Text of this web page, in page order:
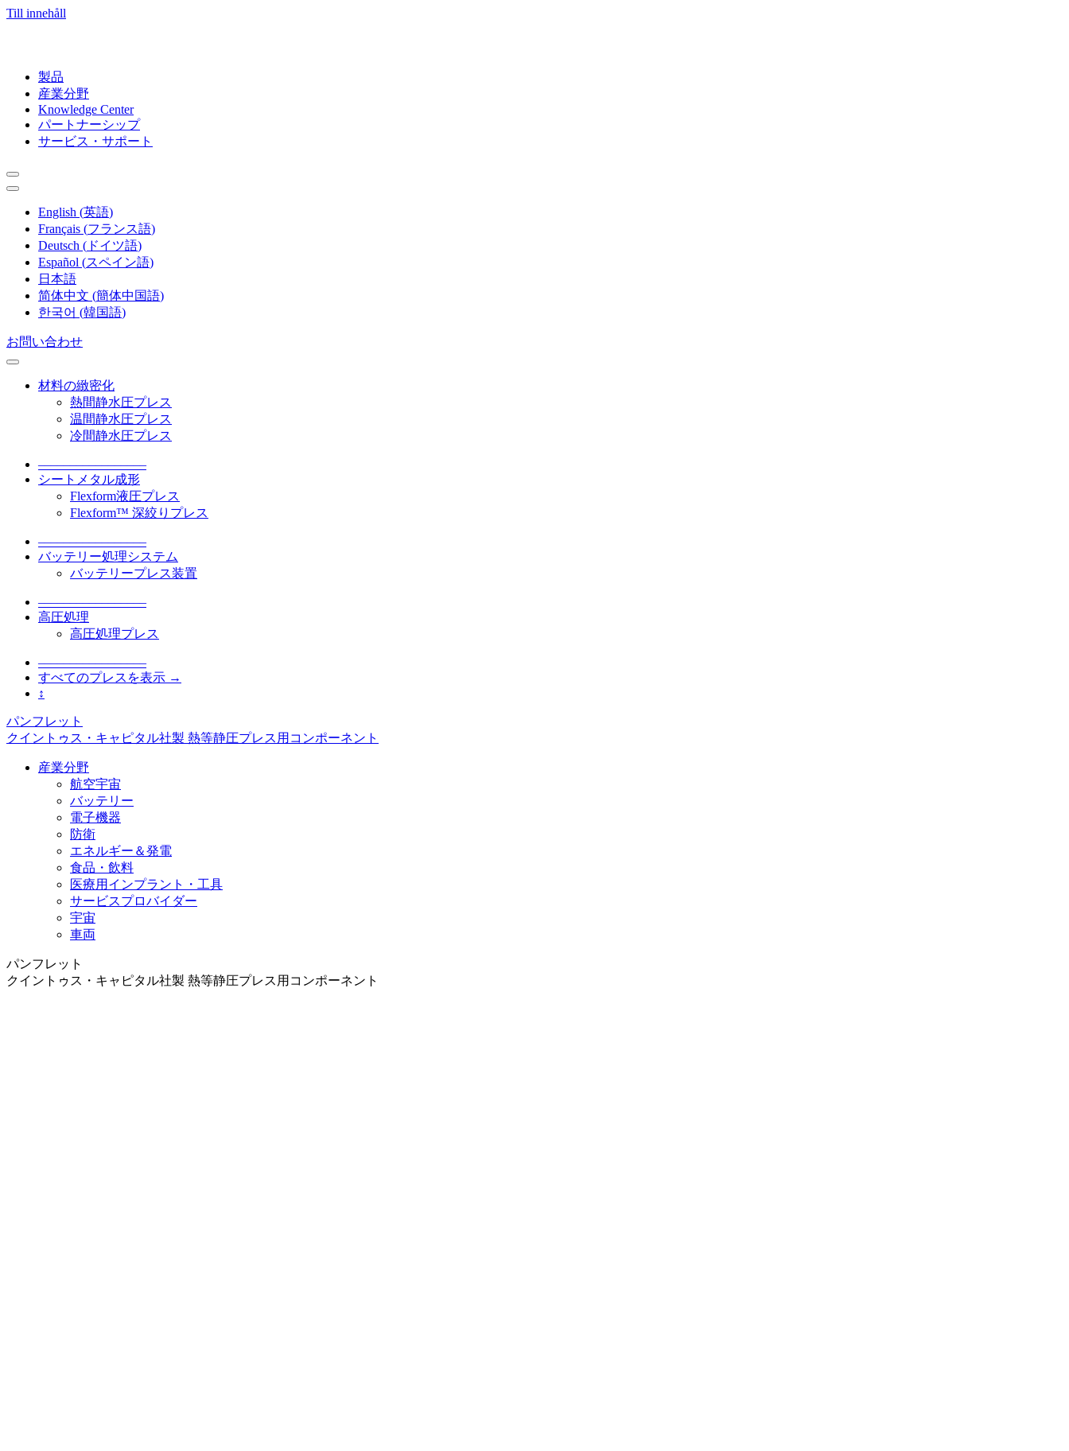
Till innehåll
製品
産業分野
Knowledge Center
パートナーシップ
サービス・サポート
English (英語)
Français (フランス語)
Deutsch ( ドイツ語)
Español (スペイン語)
日本語
简体中文 (簡体中国語)
한국어 (韓国語)
お問い合わせ
材料の緻密化
熱間静水圧プレス
温間静水圧プレス
冷間静水圧プレス
–––––––––––––––––
シートメタル成形
Flexform液圧プレス
Flexform™ 深絞りプレス
–––––––––––––––––
バッテリー処理システム
バッテリープレス装置
–––––––––––––––––
高圧処理
高圧処理プレス
–––––––––––––––––
すべてのプレスを表示 →
↕
パンフレット
クイントゥス・キャピタル社製 熱等静圧プレス用コンポーネント
産業分野
航空宇宙
バッテリー
電子機器
防衛
エネルギー＆発電
食品・飲料
医療用インプラント・工具
サービスプロバイダー
宇宙
車両
パンフレット
クイントゥス・キャピタル社製 熱等静圧プレス用コンポーネント